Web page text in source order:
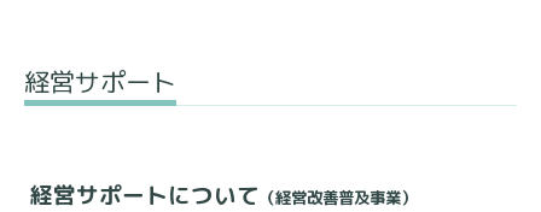
経営サポート
経営サポートについて （経営改善普及事業）